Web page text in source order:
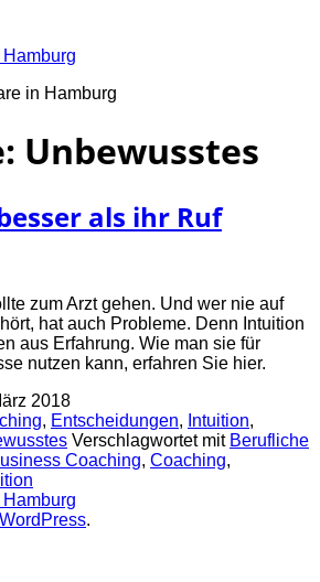
in Hamburg
Unbewusstes
als ihr Ruf
zum Arzt gehen. Und wer nie auf
hat auch Probleme. Denn Intuition
aus Erfahrung. Wie man sie für
nutzen kann, erfahren Sie hier.
2018
, Entscheidungen, Intuition,
Verschlagwortet mit Berufliche
Coaching, Coaching,
WordPress.